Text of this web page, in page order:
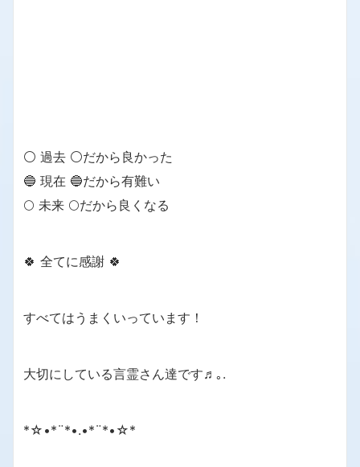
⚪ 過去 ⚪だから良かった
🔵 現在 🔵だから有難い
🌕 未来 🌕だから良くなる
🍀 全てに感謝 🍀
すべてはうまくいっています！
大切にしている言霊さん達です♬｡.
*☆•*¨*•.•*¨*•☆*